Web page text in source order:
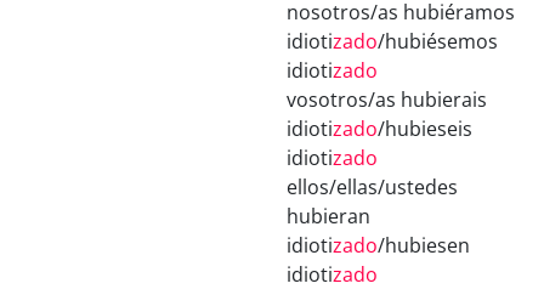
nosotros/as hubiéramos
idiotizado/hubiésemos
idiotizado
vosotros/as hubierais
idiotizado/hubieseis
idiotizado
ellos/ellas/ustedes
hubieran
idiotizado/hubiesen
idiotizado